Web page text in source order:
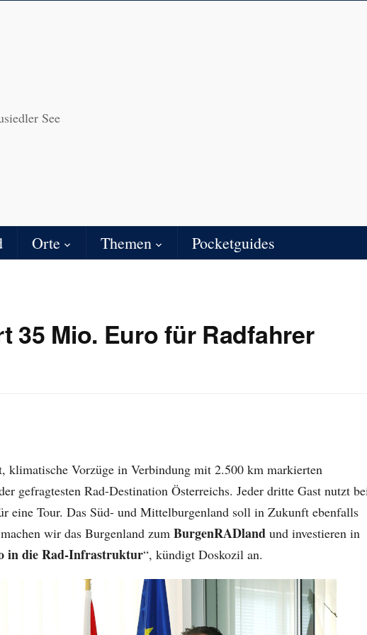
See
Orte Themen Pocketguides
35 Mio. Euro für Radfahrer
klimatische Vorzüge in Verbindung mit 2.500 km markierten
gefragtesten Rad-Destination Österreichs. Jeder dritte Gast nutzt
eine Tour. Das Süd- und Mittelburgenland soll in Zukunft ebenfalls
wir das Burgenland zum BurgenRADlandund investieren in
in die Rad-Infrastruktur“, kündigt Doskozil an.